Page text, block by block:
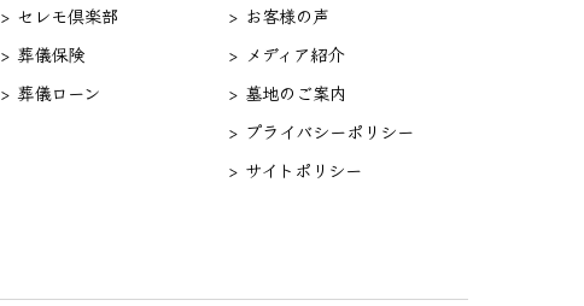
> セレモ倶楽部
> 葬儀保険
> 葬儀ローン
> お客様の声
> メディア紹介
> 墓地のご案内
> プライバシーポリシー
> サイトポリシー